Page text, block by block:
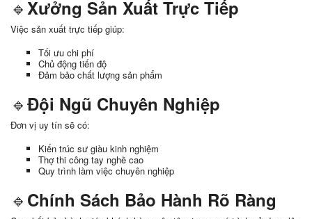
🔹Xưởng Sản Xuất Trực Tiếp
Việc sản xuất trực tiếp giúp:
Tối ưu chi phí
Chủ động tiến độ
Đảm bảo chất lượng sản phẩm
🔹Đội Ngũ Chuyên Nghiệp
Đơn vị uy tín sẽ có:
Kiến trúc sư giàu kinh nghiệm
Thợ thi công tay nghề cao
Quy trình làm việc chuyên nghiệp
🔹 Chính Sách Bảo Hành Rõ Ràng